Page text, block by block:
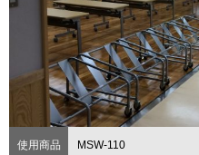
MSW-110
使用商品